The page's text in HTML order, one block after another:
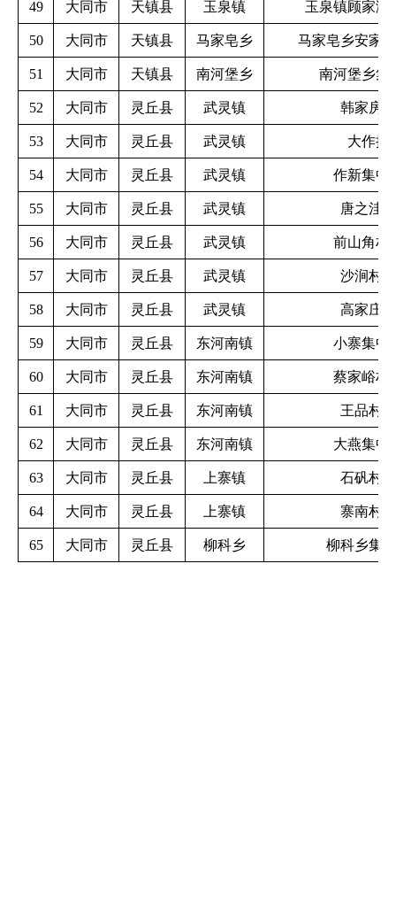
49 大同市 天镇县 玉泉镇 玉泉镇顾家湾
50 大同市 天镇县 马家皂乡 马家皂乡安家
51 大同市 天镇县 南河堡乡 南河堡乡集
52 大同市 灵丘县 武灵镇 韩家房
53 大同市 灵丘县 武灵镇 大作提
54 大同市 灵丘县 武灵镇 作新集中
55 大同市 灵丘县 武灵镇 唐之洼
56 大同市 灵丘县 武灵镇 前山角村
57 大同市 灵丘县 武灵镇 沙涧村
58 大同市 灵丘县 武灵镇 高家庄
59 大同市 灵丘县 东河南镇 小寨集中
60 大同市 灵丘县 东河南镇 蔡家峪村
61 大同市 灵丘县 东河南镇 王品村
62 大同市 灵丘县 东河南镇 大燕集中
63 大同市 灵丘县 上寨镇 石矾村
64 大同市 灵丘县 上寨镇 寨南村
65 大同市 灵丘县 柳科乡 柳科乡集